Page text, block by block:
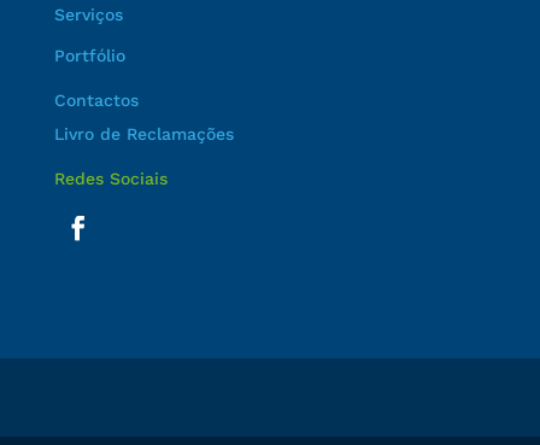
Serviços
Portfólio
Contactos
Livro de Reclamações
Redes Sociais